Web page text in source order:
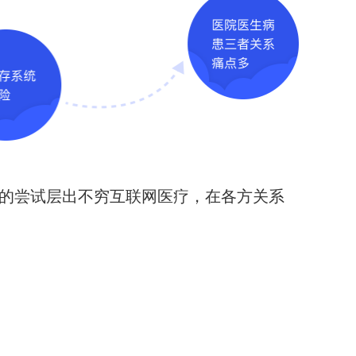
尝试层出不穷互联网医疗，在各方关系